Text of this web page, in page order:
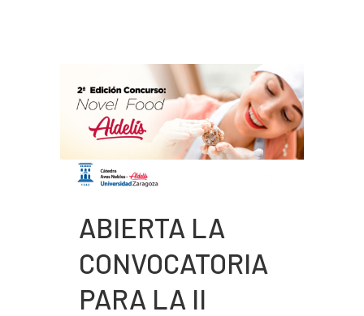
ABIERTA LA
CONVOCATORIA
PARA LA II